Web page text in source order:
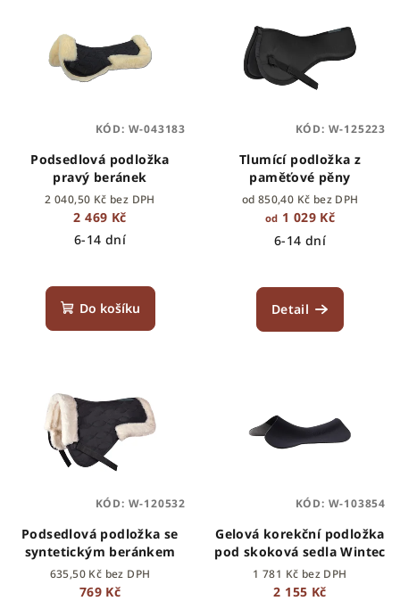
Podsedlová podložka
pravý beránek
2 040,50 Kč bez DPH
2 469 Kč
6-14 dní
Do košíku
KÓD: W-043183
Tlumící podložka z
paměťové pěny
od 850,40 Kč bez DPH
od 1 029 Kč
6-14 dní
Detail
KÓD: W-125223
Podsedlová podložka se
syntetickým beránkem
635,50 Kč bez DPH
769 Kč
KÓD: W-120532
Gelová korekční podložka
pod skoková sedla Wintec
1 781 Kč bez DPH
2 155 Kč
KÓD: W-103854